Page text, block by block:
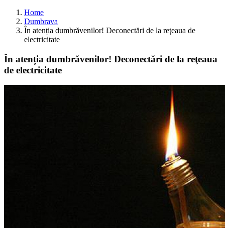
Home
Dumbrava
În atenția dumbrăvenilor! Deconectări de la reţeaua de
electricitate
În atenția dumbrăvenilor! Deconectări de la reţeaua
de electricitate